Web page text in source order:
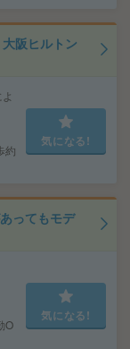
阪ヒルトン
約
気になる!
ってもモデ
O
気になる!